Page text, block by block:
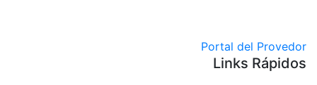
Portal del
Links